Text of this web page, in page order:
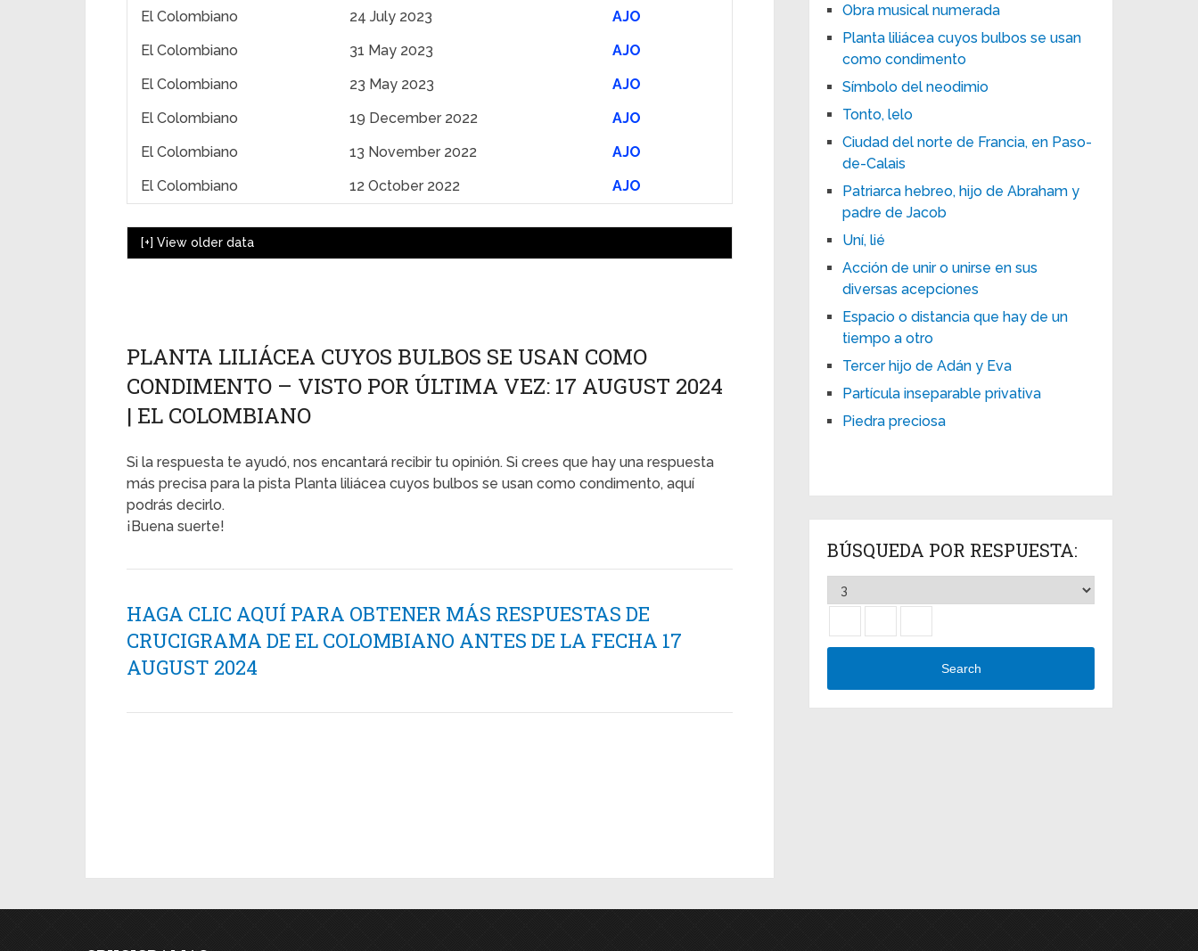
El Colombiano
24 July 2023
AJO
El Colombiano
31 May 2023
AJO
El Colombiano
23 May 2023
AJO
El Colombiano
19 December 2022
AJO
El Colombiano
13 November 2022
AJO
El Colombiano
12 October 2022 AJO
[+] View older data
PLANTA LILIÁCEA CUYOS BULBOS SE USAN COMO
CONDIMENTO – VISTO POR ÚLTIMA VEZ: 17 AUGUST 2024
| EL COLOMBIANO
Si la respuesta te ayudó, nos encantará recibir tu opinión. Si crees que hay una respuesta
más precisa para la pista Planta liliácea cuyos bulbos se usan como condimento, aquí
podrás decirlo.
¡Buena suerte!
HAGA CLIC AQUÍ PARA OBTENER MÁS RESPUESTAS DE
CRUCIGRAMA DE EL COLOMBIANO ANTES DE LA FECHA 17
AUGUST 2024
Obra musical numerada
Planta liliácea cuyos bulbos se usan
como condimento
Símbolo del neodimio
Tonto, lelo
Ciudad del norte de Francia, en Paso-
de-Calais
Patriarca hebreo, hijo de Abraham y
padre de Jacob
Uní, lié
Acción de unir o unirse en sus
diversas acepciones
Espacio o distancia que hay de un
tiempo a otro
Tercer hijo de Adán y Eva
Partícula inseparable privativa
Piedra preciosa
BÚSQUEDA POR RESPUESTA:
Search